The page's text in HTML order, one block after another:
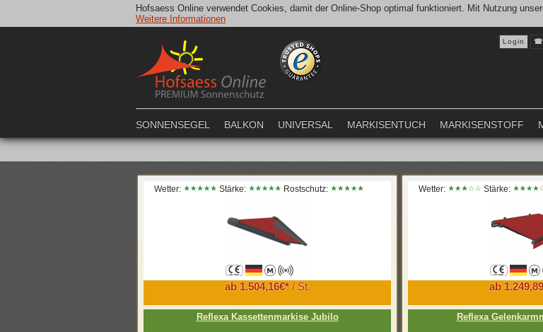
Hofsaess Online verwendet Cookies, damit der Online-Shop optimal funktioniert. Mit Nutzung
Weitere Informationen
Login
SONNENSEGEL BALKON UNIVERSAL MARKISENTUCH MARKISENSTOFF
Wetter: Stärke: Rostschutz:
ab 1.504,16€*/ St.
Reflexa Kassettenmarkise Jubilo
Wetter: Stärke:
ab
Reflexa